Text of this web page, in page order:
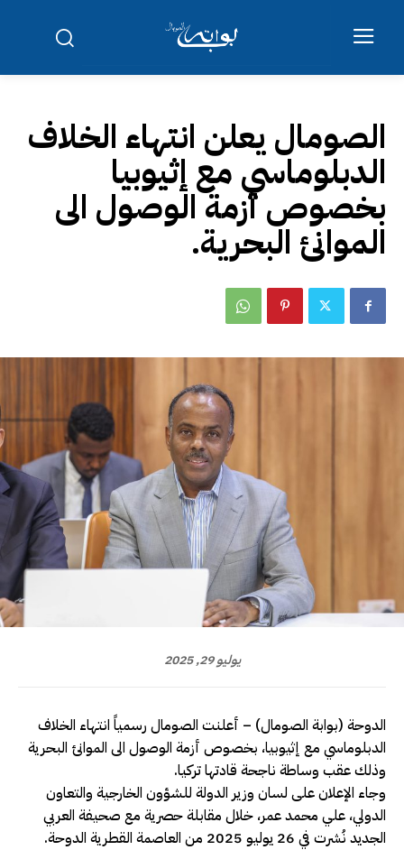
الصومال يعلن انتهاء الخلاف
الدبلوماسي مع إثيوبيا
بخصوص أزمة الوصول الى
الموانئ البحرية.
يوليو 29, 2025
الدوحة (بوابة الصومال) – أعلنت الصومال رسمياً انتهاء الخلاف
الدبلوماسي مع إثيوبيا، بخصوص أزمة الوصول الى الموانئ البحرية
وذلك عقب وساطة ناجحة قادتها تركيا.
وجاء الإعلان على لسان وزير الدولة للشؤون الخارجية والتعاون
الدولي، علي محمد عمر، خلال مقابلة حصرية مع صحيفة العربي
الجديد نُشرت في 26 يوليو 2025 من العاصمة القطرية الدوحة.